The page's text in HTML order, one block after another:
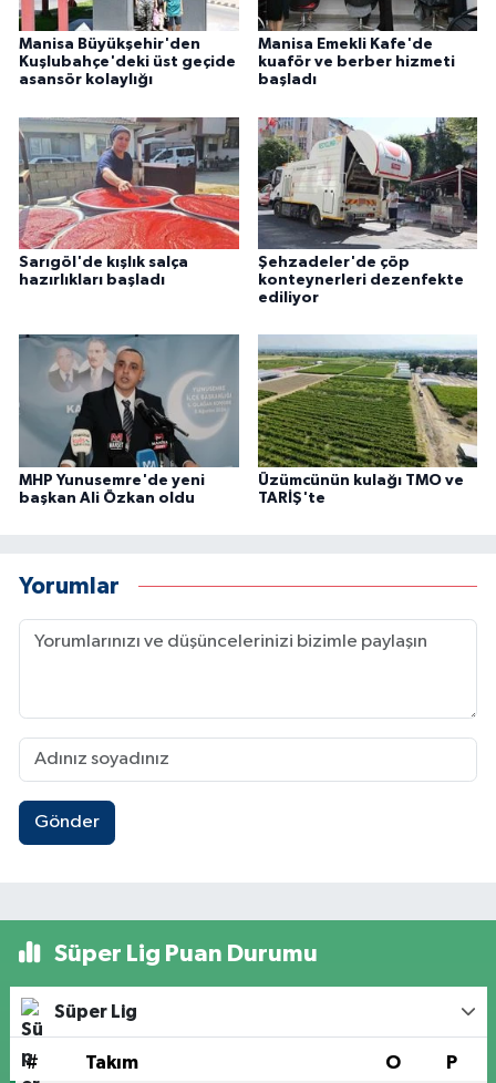
Manisa Büyükşehir'den
Kuşlubahçe'deki üst geçide
asansör kolaylığı
Manisa Emekli Kafe'de
kuaför ve berber hizmeti
başladı
Sarıgöl'de kışlık salça
hazırlıkları başladı
Şehzadeler'de çöp
konteynerleri dezenfekte
ediliyor
MHP Yunusemre'de yeni
başkan Ali Özkan oldu
Üzümcünün kulağı TMO ve
TARİŞ'te
Yorumlar
Gönder
Süper Lig Puan Durumu
Süper Lig
# Takım O P